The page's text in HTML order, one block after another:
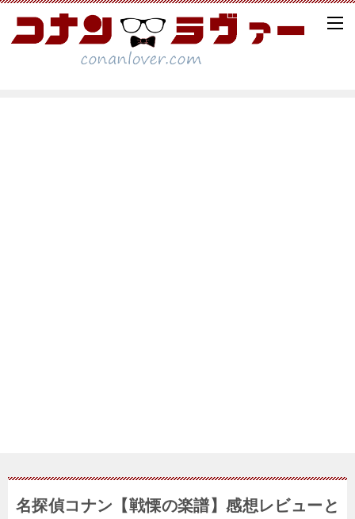
名探偵コナン【戦慄の楽譜】感想レビューと